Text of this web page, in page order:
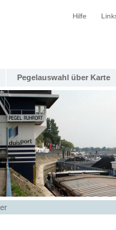
Hilfe
Pegelauswahl über Karte